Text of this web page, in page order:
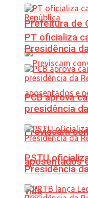
Prefeitura de
Previscam
aposentados
vida
PT oficializa
Presidência
PCB aprova
presidência
PSTU
Presidência